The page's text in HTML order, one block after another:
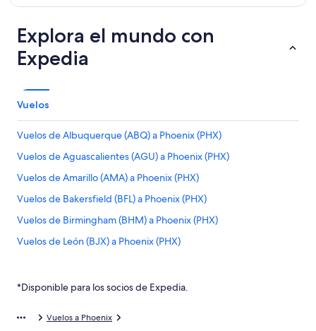
Explora el mundo con
Expedia
Vuelos
Vuelos de Albuquerque (ABQ) a Phoenix (PHX)
Vuelos de Aguascalientes (AGU) a Phoenix (PHX)
Vuelos de Amarillo (AMA) a Phoenix (PHX)
Vuelos de Bakersfield (BFL) a Phoenix (PHX)
Vuelos de Birmingham (BHM) a Phoenix (PHX)
Vuelos de León (BJX) a Phoenix (PHX)
Vuelos de Boise (BOI) a Phoenix (PHX)
Vuelos de Burbank (BUR) a Phoenix (PHX)
*Disponible para los socios de Expedia.
Vuelos a Phoenix